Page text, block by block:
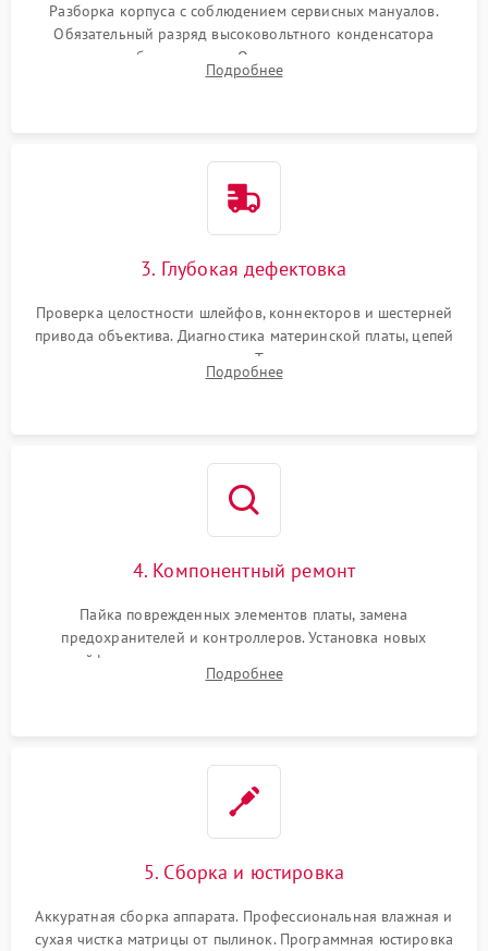
Разборка корпуса с соблюдением сервисных мануалов.
Обязательный разряд высоковольтного конденсатора
вспышки для безопасности. Очистка внутренних узлов от
пыли, песка и следов влаги с помощью спецсредств.
Подробнее
3. Глубокая дефектовка
Проверка целостности шлейфов, коннекторов и шестерней
привода объектива. Диагностика материнской платы, цепей
питания и картоприемника. Тестирование механизма
затвора и блока внутрикамерной стабилизации.
Подробнее
4. Компонентный ремонт
Пайка поврежденных элементов платы, замена
предохранителей и контроллеров. Установка новых
шлейфов, дисплея, механизма затвора или двигателя
автофокуса. Восстановление геометрии тубуса объектива
Подробнее
5. Сборка и юстировка
Аккуратная сборка аппарата. Профессиональная влажная и
сухая чистка матрицы от пылинок. Программная юстировка